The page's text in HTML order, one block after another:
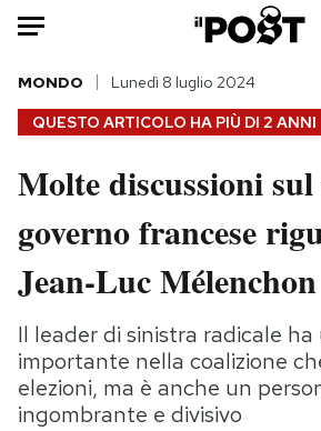
Auto
HOME
Italia
Politica
Tecnologia
Scienza
Cultura
Economia
Moda
QUESTO ARTICOLO HA PIÙ DI 2 ANNI
MONDO Lunedì 8 luglio 2024
Molte discussioni
governo francese
Jean-Luc Mélenchon
Il leader di sinistra radicale ha
importante nella coalizione
elezioni, ma è anche un
ingombrante e divisivo